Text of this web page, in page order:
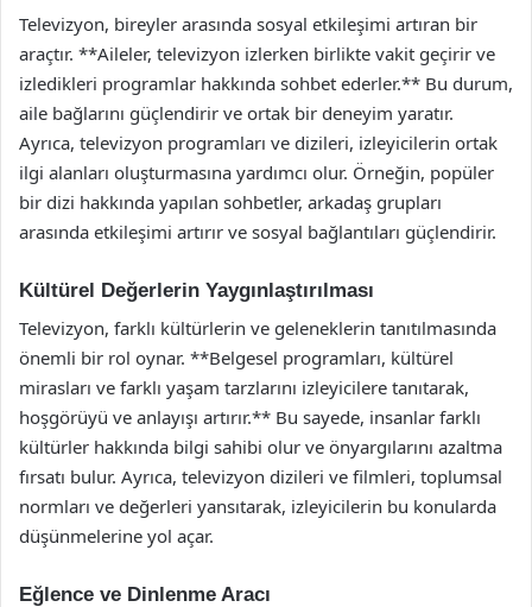
Televizyon, bireyler arasında sosyal etkileşimi artıran bir
araçtır. **Aileler, televizyon izlerken birlikte vakit geçirir ve
izledikleri programlar hakkında sohbet ederler.** Bu durum,
aile bağlarını güçlendirir ve ortak bir deneyim yaratır.
Ayrıca, televizyon programları ve dizileri, izleyicilerin ortak
ilgi alanları oluşturmasına yardımcı olur. Örneğin, popüler
bir dizi hakkında yapılan sohbetler, arkadaş grupları
arasında etkileşimi artırır ve sosyal bağlantıları güçlendirir.
Kültürel Değerlerin Yaygınlaştırılması
Televizyon, farklı kültürlerin ve geleneklerin tanıtılmasında
önemli bir rol oynar. **Belgesel programları, kültürel
mirasları ve farklı yaşam tarzlarını izleyicilere tanıtarak,
hoşgörüyü ve anlayışı artırır.** Bu sayede, insanlar farklı
kültürler hakkında bilgi sahibi olur ve önyargılarını azaltma
fırsatı bulur. Ayrıca, televizyon dizileri ve filmleri, toplumsal
normları ve değerleri yansıtarak, izleyicilerin bu konularda
düşünmelerine yol açar.
Eğlence ve Dinlenme Aracı